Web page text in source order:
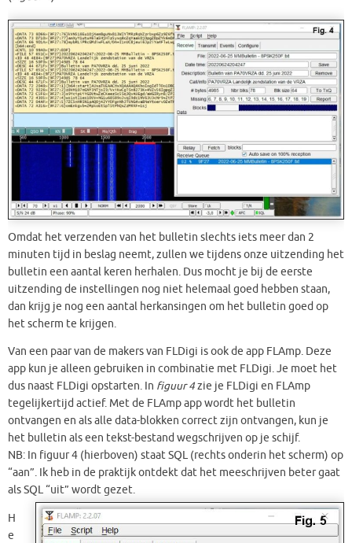
Omdat het verzenden van het bulletin slechts iets meer dan 2
minuten tijd in beslag neemt, zullen we tijdens onze uitzending het
bulletin een aantal keren herhalen. Dus mocht je bij de eerste
uitzending de instellingen nog niet helemaal goed hebben staan,
dan krijg je nog een aantal herkansingen om het bulletin goed op
het scherm te krijgen.
Van een paar van de makers van FLDigi is ook de app FLAmp. Deze
app kun je alleen gebruiken in combinatie met FLDigi. Je moet het
dus naast FLDigi opstarten. In figuur 4zie je FLDigi en FLAmp
tegelijkertijd actief. Met de FLAmp app wordt het bulletin
ontvangen en als alle data-blokken correct zijn ontvangen, kun je
het bulletin als een tekst-bestand wegschrijven op je schijf.
NB: In figuur 4 (hierboven) staat SQL (rechts onderin het scherm) op
“aan”. Ik heb in de praktijk ontdekt dat het meeschrijven beter gaat
als SQL “uit” wordt gezet.
H
e